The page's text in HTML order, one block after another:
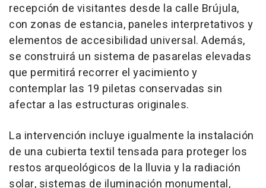
recepción de visitantes desde la calle Brújula,
con zonas de estancia, paneles interpretativos y
elementos de accesibilidad universal. Además,
se construirá un sistema de pasarelas elevadas
que permitirá recorrer el yacimiento y
contemplar las 19 piletas conservadas sin
afectar a las estructuras originales.
La intervención incluye igualmente la instalación
de una cubierta textil tensada para proteger los
restos arqueológicos de la lluvia y la radiación
solar, sistemas de iluminación monumental,